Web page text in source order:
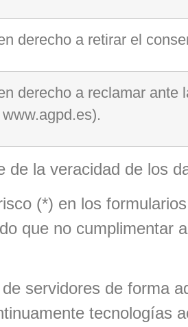
derecho a retirar el
derecho a reclamar
de la veracidad de los
(*) en los
que no cumplimentar
servidores de forma
tecnologías